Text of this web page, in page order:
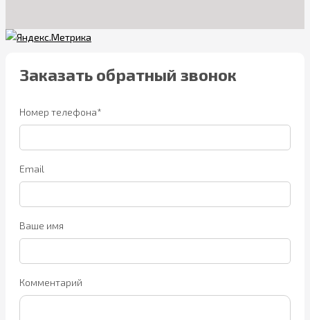
Заказать обратный звонок
Номер телефона*
Email
Ваше имя
Комментарий